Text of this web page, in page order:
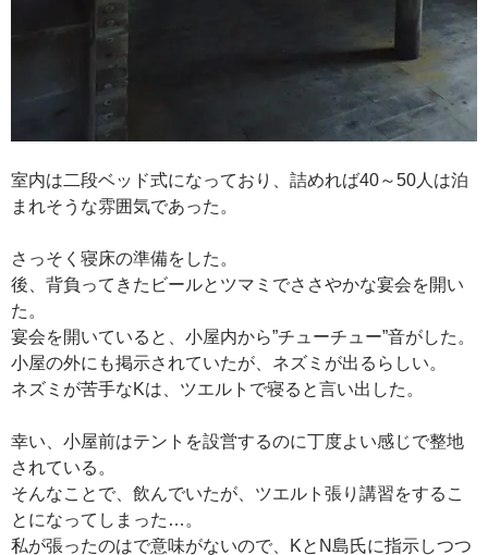
室内は二段ベッド式になっており、詰めれば40～50人は泊
まれそうな雰囲気であった。
さっそく寝床の準備をした。
後、背負ってきたビールとツマミでささやかな宴会を開い
た。
宴会を開いていると、小屋内から”チューチュー”音がした。
小屋の外にも掲示されていたが、ネズミが出るらしい。
ネズミが苦手なKは、ツエルトで寝ると言い出した。
幸い、小屋前はテントを設営するのに丁度よい感じで整地
されている。
そんなことで、飲んでいたが、ツエルト張り講習をするこ
とになってしまった…。
私が張ったのはで意味がないので、KとN島氏に指示しつつ